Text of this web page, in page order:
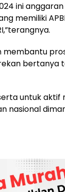
ini anggaran
memiliki
bertanya
untuk
nasional